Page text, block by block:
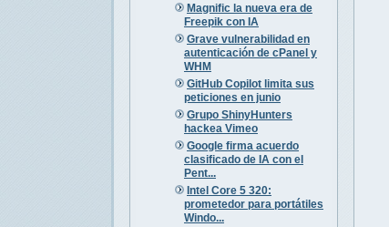
Magnific la nueva era de
Freepik con IA
Grave vulnerabilidad en
autenticación de cPanel y
WHM
GitHub Copilot limita sus
peticiones en junio
Grupo ShinyHunters
hackea Vimeo
Google firma acuerdo
clasificado de IA con el
Pent...
Intel Core 5 320:
prometedor para portátiles
Windo...